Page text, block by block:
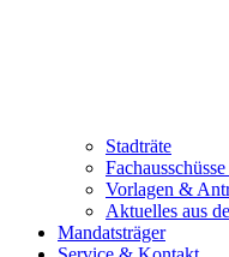
Stadträte
Vorlagen &
Aktuelles aus
Mandatsträger